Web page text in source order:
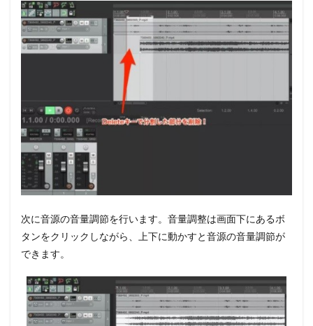
次に音源の音量調節を行います。音量調整は画面下にあるボ
タンをクリックしながら、上下に動かすと音源の音量調節が
できます。